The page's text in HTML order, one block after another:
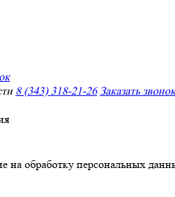
8 (343) 318-21-26 Заказать звонок
на обработку персональных